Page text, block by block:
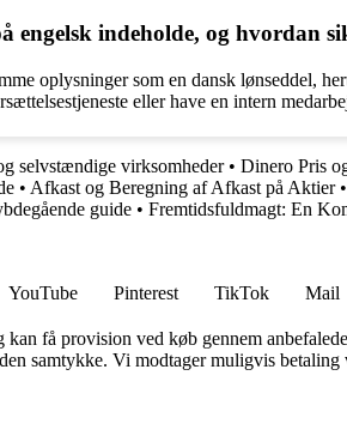
engelsk indeholde, og hvordan
oplysninger som en dansk lønseddel,
eller have en intern
selvstændige virksomheder• Dinero Pris
• Afkast og Beregning af Afkast på Aktier•
guide • Fremtidsfuldmagt: En
YouTube Pinterest TikTok Mail
få provision ved køb gennem
samtykke. Vi modtager muligvis